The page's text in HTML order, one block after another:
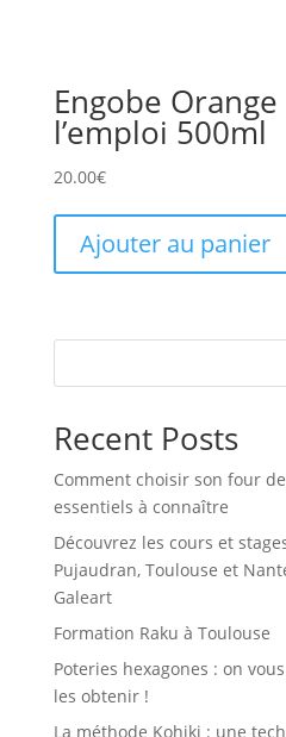
Engobe
l’emploi 500ml
20.00€
Ajouter au panier
Recent Posts
Comment choisir son four
essentiels à connaître
Découvrez les cours et
Pujaudran, Toulouse et
Galeart
Formation Raku à Toulouse
Poteries hexagones : on
les obtenir !
La méthode Kohiki : une